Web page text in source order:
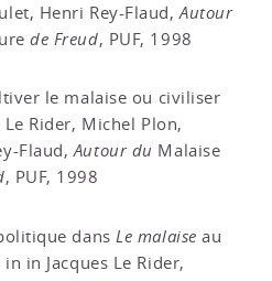
Henri Rey-Flaud,Autour
de Freud, PUF, 1998
le malaise ou civiliser
Rider, Michel Plon,
Flaud,Autour du Malaise
, PUF, 1998
dans Le malaise au
in Jacques Le Rider,